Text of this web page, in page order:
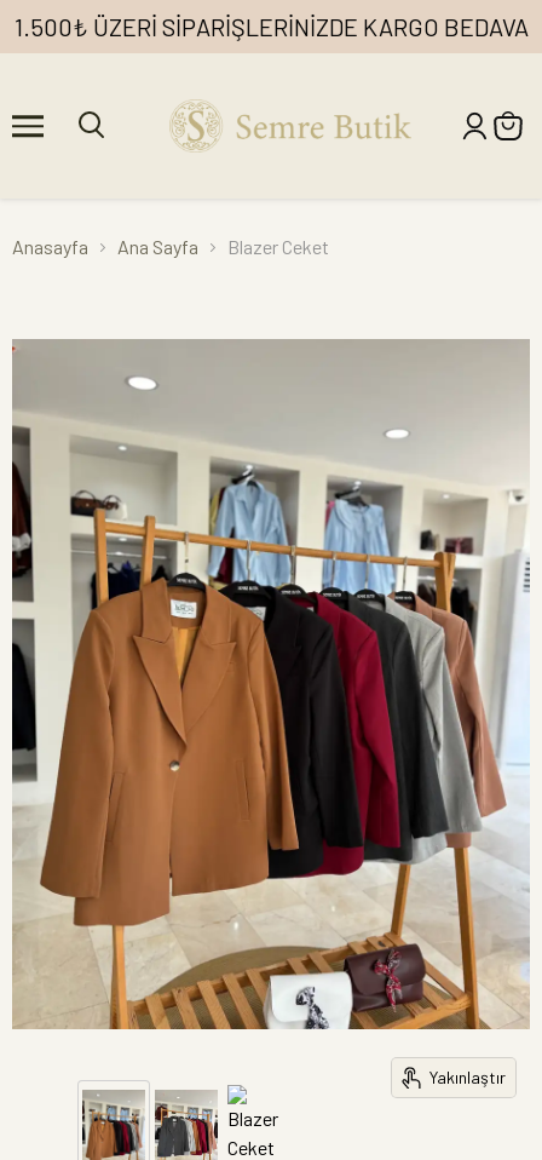
1.500₺ ÜZERİ SİPARİŞLERİNİZDE KARGO BEDAVA
Anasayfa Ana Sayfa Blazer Ceket
Yakınlaştır